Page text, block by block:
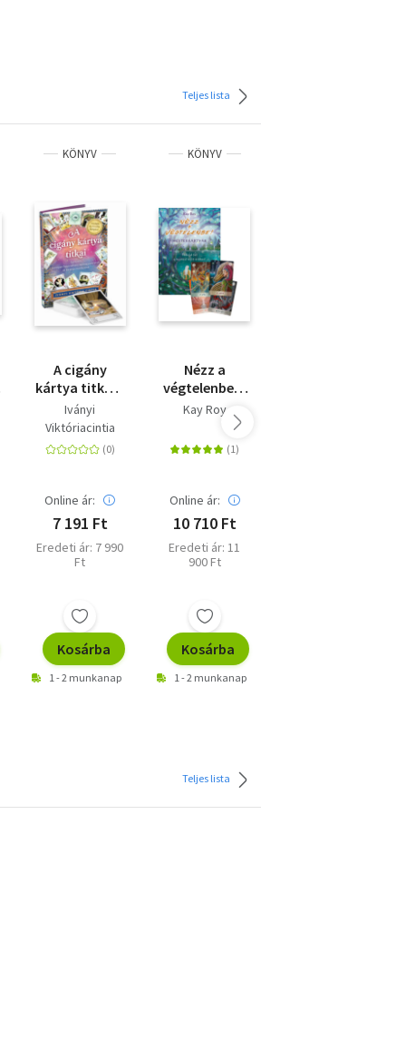
Teljes lista
KÖNYV
A cigány
kártya titkai -
Egyszerű,
könnyen
használható
lapmagyarázatok
módszerek
Iványi
Viktóriacintia
Online ár:
7 191 Ft
Eredeti ár: 7 990
Ft
Kosárba
1 - 2 munkanap
KÖNYV
Nézz a
végtelenbe! -
Mesterkártyák
- Fedezd fel a
benned rejlő
Kay Roy
Online ár:
10 710 Ft
Eredeti ár: 11
900 Ft
Kosárba
1 - 2 munkanap
Teljes lista